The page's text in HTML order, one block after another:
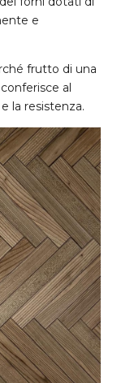
e
frutto di una
al
la resistenza.